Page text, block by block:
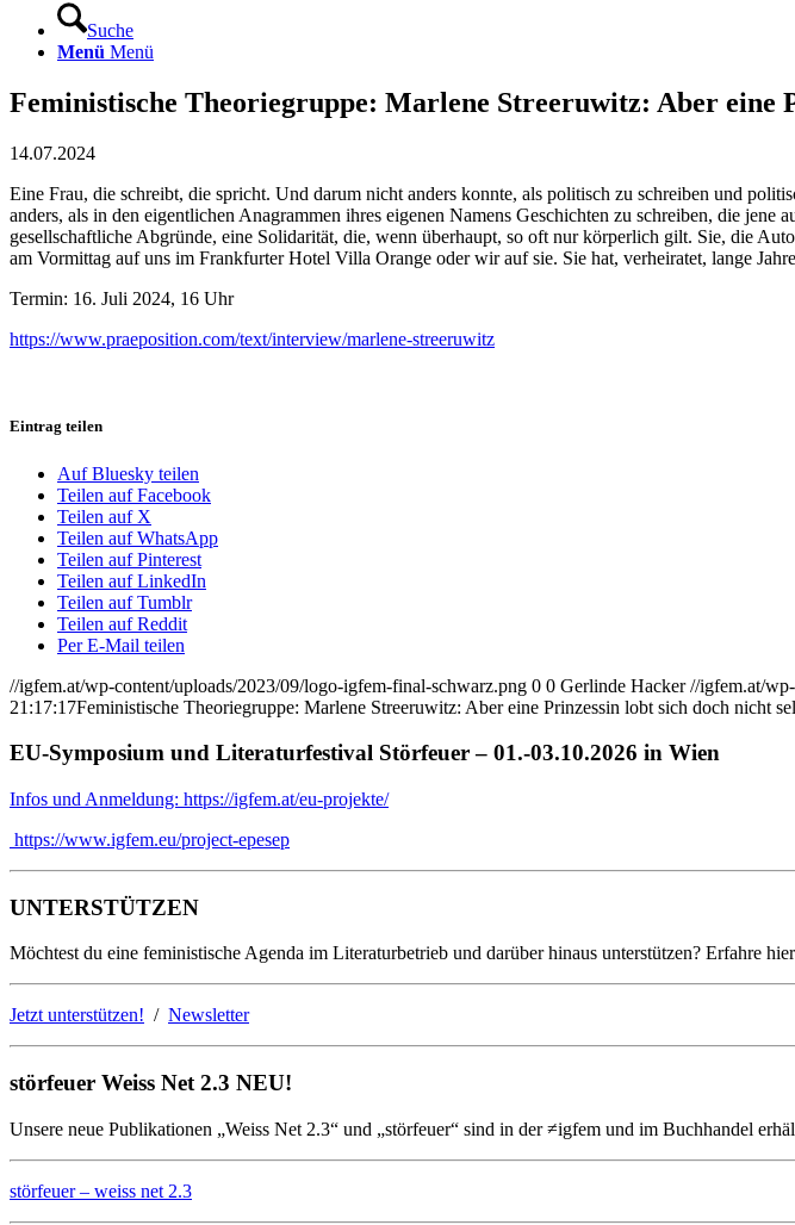
Suche
Menü Menü
Feministische Theoriegruppe: Marlene Streeruwitz: Aber eine
14.07.2024
Eine Frau, die schreibt, die spricht. Und darum nicht anders konnte, als politisch zu schreiben und
anders, als in den eigentlichen Ana­grammen ihres eigenen Namens Geschichten zu schreiben, die jene
gesell­schaft­liche Abgründe, eine Solidarität, die, wenn überhaupt, so oft nur körperlich gilt. Sie, die
am Vormittag auf uns im Frankfurter Hotel Villa Orange oder wir auf sie. Sie hat, verheiratet, lange
Termin: 16. Juli 2024, 16 Uhr
https://www.praeposition.com/text/interview/marlene-streeruwitz
Eintrag teilen
Auf Bluesky teilen
Teilen auf Facebook
Teilen auf X
Teilen auf WhatsApp
Teilen auf Pinterest
Teilen auf LinkedIn
Teilen auf Tumblr
Teilen auf Reddit
Per E-Mail teilen
//igfem.at/wp-content/uploads/2023/09/logo-igfem-final-schwarz.png 0 0 Gerlinde Hacker //igfem.at/
21:17:17Feministische Theoriegruppe: Marlene Streeruwitz: Aber eine Prinzessin lobt sich doch nicht
EU-Symposium und Literaturfestival Störfeuer – 01.-03.10.2026 in Wien
Infos und Anmeldung: https://igfem.at/eu-projekte/
https://www.igfem.eu/project-epesep
UNTERSTÜTZEN
Möchtest du eine feministische Agenda im Literaturbetrieb und darüber hinaus unterstützen? Erfahre
Jetzt unterstützen! / Newsletter
störfeuer Weiss Net 2.3 NEU!
Unsere neue Publikationen „Weiss Net 2.3“ und „störfeuer“ sind in der ≠igfem und im Buchhandel
störfeuer – weiss net 2.3